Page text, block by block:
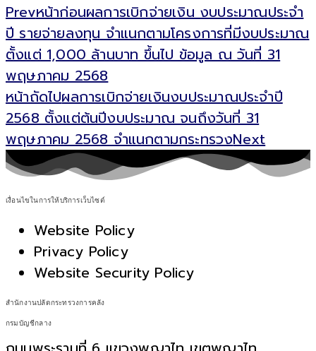
Prevหน้าก่อนผลการเบิกจ่ายเงิน งบประมาณประจำ
ปี รายจ่ายลงทุน จำแนกตามโครงการที่มีงบประมาณ
ตั้งแต่ 1,000 ล้านบาท ขึ้นไป ข้อมูล ณ วันที่ 31
พฤษภาคม 2568
หน้าถัดไปผลการเบิกจ่ายเงินงบประมาณประจำปี
2568 ตั้งแต่ต้นปีงบประมาณ จนถึงวันที่ 31
พฤษภาคม 2568 จำแนกตามกระทรวงNext
เงื่อนไขในการให้บริการเว็บไซต์
Website Policy
Privacy Policy
Website Security Policy
สำนักงานปลัดกระทรวงการคลัง
กรมบัญชีกลาง